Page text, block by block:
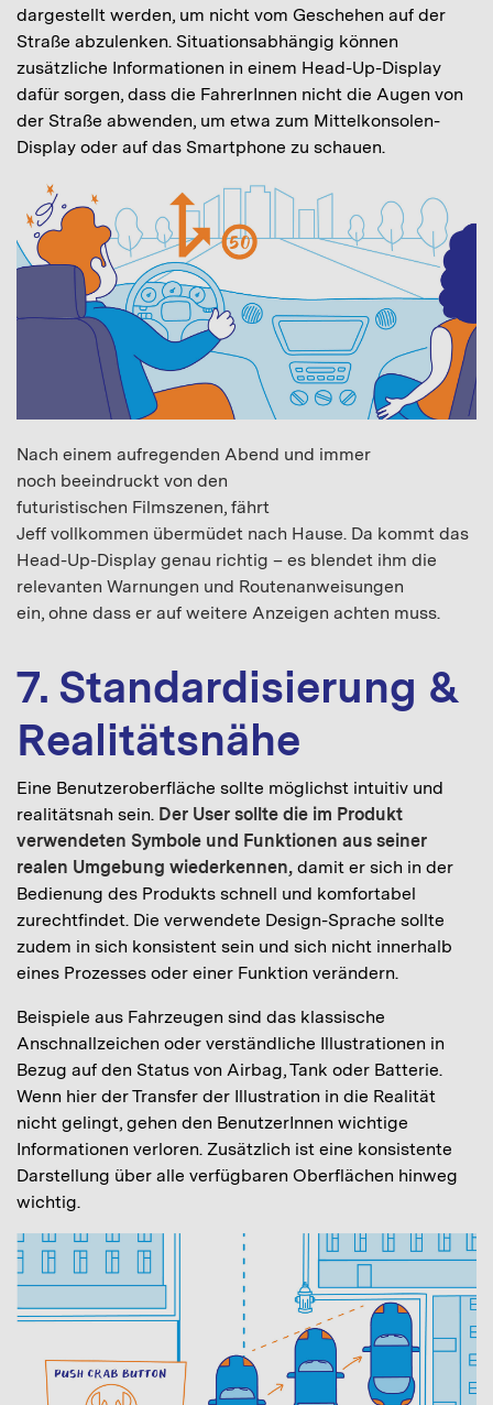
dargestellt werden, um nicht vom Geschehen auf der
Straße abzulenken. Situationsabhängig können
zusätzliche Informationen in einem Head-Up-Display
dafür sorgen, dass die FahrerInnen nicht die Augen von
der Straße abwenden, um etwa zum Mittelkonsolen-
Display oder auf das Smartphone zu schauen.
Nach einem aufregenden Abend und immer
noch beeindruckt von den
futuristischen Filmszenen, fährt
Jeff vollkommen übermüdet nach Hause. Da kommt das
Head-Up-Display genau richtig – es blendet ihm die
relevanten Warnungen und Routenanweisungen
ein, ohne dass er auf weitere Anzeigen achten muss.
7. Standardisierung &
Realitätsnähe
Eine Benutzeroberfläche sollte möglichst intuitiv und
realitätsnah sein. Der User sollte die im Produkt
verwendeten Symbole und Funktionen aus seiner
realen Umgebung wiederkennen, damit er sich in der
Bedienung des Produkts schnell und komfortabel
zurechtfindet. Die verwendete Design-Sprache sollte
zudem in sich konsistent sein und sich nicht innerhalb
eines Prozesses oder einer Funktion verändern.
Beispiele aus Fahrzeugen sind das klassische
Anschnallzeichen oder verständliche Illustrationen in
Bezug auf den Status von Airbag, Tank oder Batterie.
Wenn hier der Transfer der Illustration in die Realität
nicht gelingt, gehen den BenutzerInnen wichtige
Informationen verloren. Zusätzlich ist eine konsistente
Darstellung über alle verfügbaren Oberflächen hinweg
wichtig.